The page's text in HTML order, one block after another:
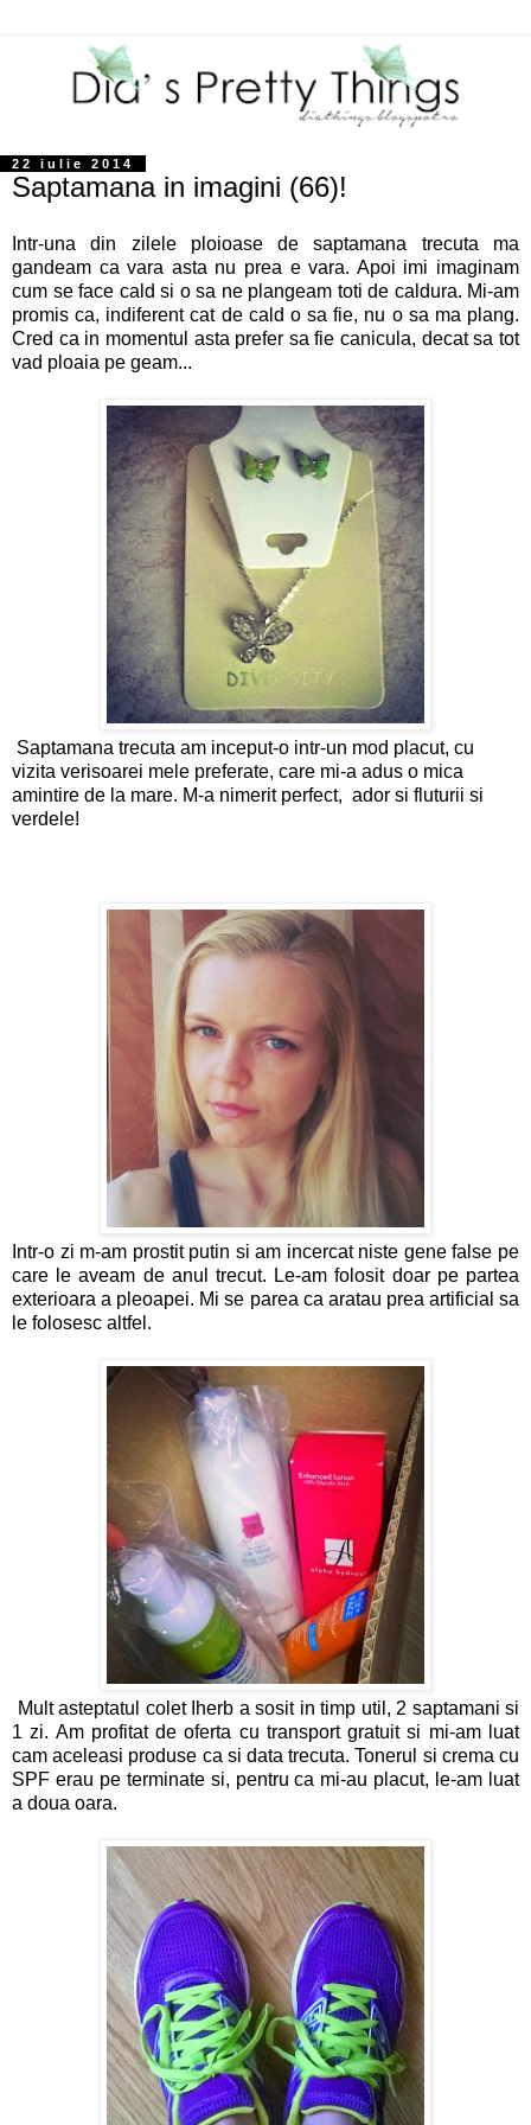
22 iulie 2014
Saptamana in imagini (66)!
Intr-una din zilele ploioase de saptamana trecuta ma
gandeam ca vara asta nu prea e vara. Apoi imi imaginam
cum se face cald si o sa ne plangeam toti de caldura. Mi-am
promis ca, indiferent cat de cald o sa fie, nu o sa ma plang.
Cred ca in momentul asta prefer sa fie canicula, decat sa tot
vad ploaia pe geam...
Saptamana trecuta am inceput-o intr-un mod placut, cu
vizita verisoarei mele preferate, care mi-a adus o mica
amintire de la mare. M-a nimerit perfect, ador si fluturii si
verdele!
Intr-o zi m-am prostit putin si am incercat niste gene false pe
care le aveam de anul trecut. Le-am folosit doar pe partea
exterioara a pleoapei. Mi se parea ca aratau prea artificial sa
le folosesc altfel.
Mult asteptatul colet Iherb a sosit in timp util, 2 saptamani si
1 zi. Am profitat de oferta cu transport gratuit si mi-am luat
cam aceleasi produse ca si data trecuta. Tonerul si crema cu
SPF erau pe terminate si, pentru ca mi-au placut, le-am luat
a doua oara.